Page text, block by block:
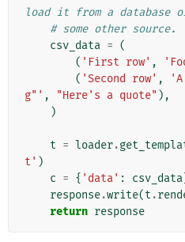
load it from a database
# some other source.
csv_data = (
( 'First row' ,
( 'Second row' ,
g"' , "Here's a quote" ),
)
t = loader.
t' )
c = { 'data' : csv_data
response.write(t .
return response